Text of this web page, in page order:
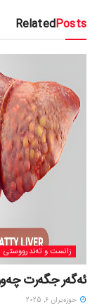
RelatedPosts
زانست و تەندرووستی
ئەگەر جگەرت
حوزه‌یران 6, 2025